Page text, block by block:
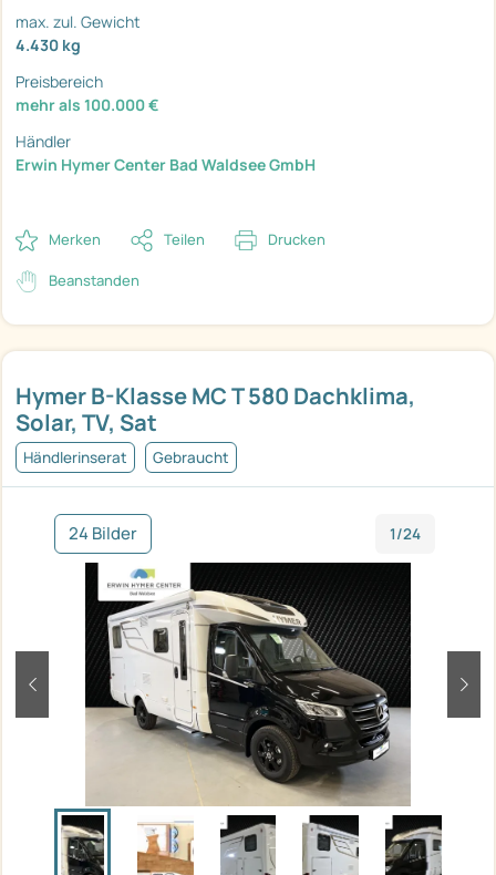
Hymer B-Klasse MC T 580 Dachklima,
Solar, TV, Sat
Händlerinserat Gebraucht
24 Bilder 1/24
zurück
max. zul. Gewicht
4.430 kg
Preisbereich
mehr als 100.000 €
Händler
Erwin Hymer Center Bad Waldsee GmbH
Merken Teilen Drucken
Beanstanden